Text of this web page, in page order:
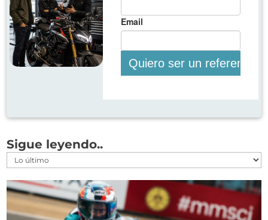
Sigue leyendo..